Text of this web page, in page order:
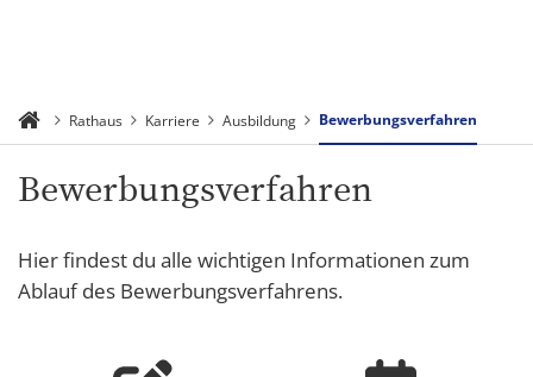
Rathaus Karriere Ausbildung Bewerbungsverfahren
Bewerbungsverfahren
Hier findest du alle wichtigen Informationen zum
Ablauf des Bewerbungsverfahrens.